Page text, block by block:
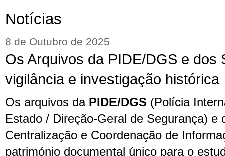
Notícias
8 de Outubro de 2025
Os Arquivos da PIDE/DGS e dos
vigilância e investigação histórica
Os arquivos da PIDE/DGS (Polícia
Estado / Direção-Geral de Segurança) e
Centralização e Coordenação de
património documental único para o